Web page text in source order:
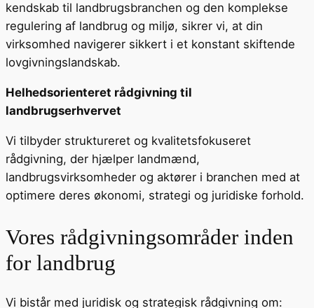
kendskab til landbrugsbranchen og den komplekse
regulering af landbrug og miljø, sikrer vi, at din
virksomhed navigerer sikkert i et konstant skiftende
lovgivningslandskab.
Helhedsorienteret rådgivning til
landbrugserhvervet
Vi tilbyder struktureret og kvalitetsfokuseret
rådgivning, der hjælper landmænd,
landbrugsvirksomheder og aktører i branchen med at
optimere deres økonomi, strategi og juridiske forhold.
Vores rådgivningsområder inden
for landbrug
Vi bistår med juridisk og strategisk rådgivning om: